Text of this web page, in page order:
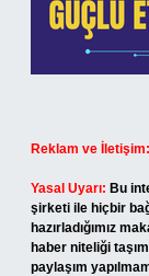
Reklam ve İletişim:
Yasal Uyarı: Bu
şirketi ile hiçbir
hazırladığımız
haber niteliği
paylaşım